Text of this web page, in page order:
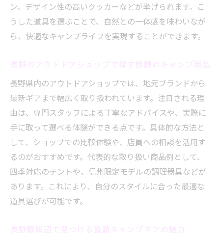
キャンプに最適な長野県産ギアの特徴と選
び方
長野のショップで手に入る使いやすいキャ
プ道具
長野の自然に合ったキャンプ道具の選び方とは
長野県の自然環境に適したキャンプ道具選
びのコツ
地元ガレージブランドが提案する自然派キ
ャンプ用品
長野の四季を楽しむための道具選びポイン
ト
ン、デザイン性の高いクッカーなどが挙げられます。こ
うした道具を選ぶことで、自然との一体感を味わいなが
ら、快適なキャンプライフを実現することができます。
長野県内のアウトドアショップでは、地元ブランドから
最新ギアまで幅広く取り扱われています。注目される理
由は、専門スタッフによる丁寧なアドバイスや、実際に
手に取って選べる体験ができる点です。具体的な方法と
して、ショップでの比較体験や、店員への相談を活用す
るのがおすすめです。代表的な取り扱い商品例として、
四季対応のテントや、信州限定モデルの調理器具などが
あります。これにより、自分のスタイルに合った最適な
道具選びが可能です。